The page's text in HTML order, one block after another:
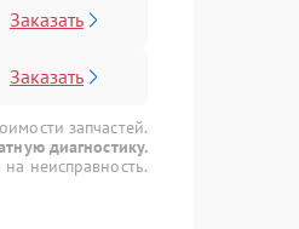
Заказать
Заказать
запчастей.
диагностику.
неисправность.